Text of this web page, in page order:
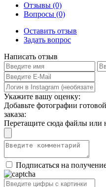
Отзывы (0)
Вопросы (0)
Оставить отзыв
Задать вопрос
Написать отзыв
Укажите вашу оценку:
Добавьте фотографии
заказа:
Перетащите сюда файлы или
Подписаться на